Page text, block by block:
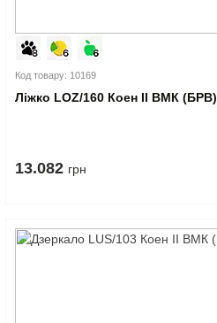
Код товару: 10169
Ліжко LOZ/160 Коен II ВМК (БРВ)
13.082 грн